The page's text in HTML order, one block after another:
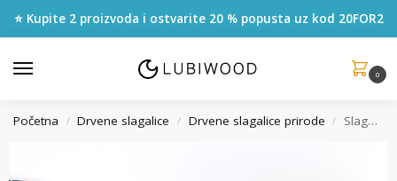
⭐ Kupite 2 proizvoda i ostvarite 20 % popusta uz kod 20FOR2
0
Početna / Drvene slagalice / Drvene slagalice prirode / Slagalica Stablo Života